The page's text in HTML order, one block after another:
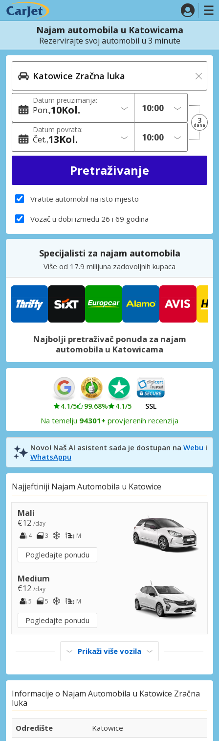
Najam automobila u Katowicama
Rezervirajte svoj automobil u 3 minute
Datum preuzimanja:
Pon. 10Kol.
Datum povrata:
Čet. 13Kol.
3
dana
Vratite automobil na isto mjesto
Vozač u dobi između 26 i 69 godina
Specijalisti za najam automobila
Više od 17.9 milijuna zadovoljnih kupaca
Najbolji pretraživač ponuda za najam
automobila u Katowicama
4.1/5 99.68% 4.1/5 SSL
Na temelju 94301+ provjerenih recenzija
Novo! Naš AI asistent sada je dostupan na Webu i
WhatsAppu
Najjeftiniji Najam Automobila u Katowice
Mali
€12 /day
4
3 M
Pogledajte ponudu
Medium
€12 /day
5
5 M
Pogledajte ponudu
Prikaži više vozila
Informacije o Najam Automobila u Katowice Zračna
luka
Odredište
Katowice